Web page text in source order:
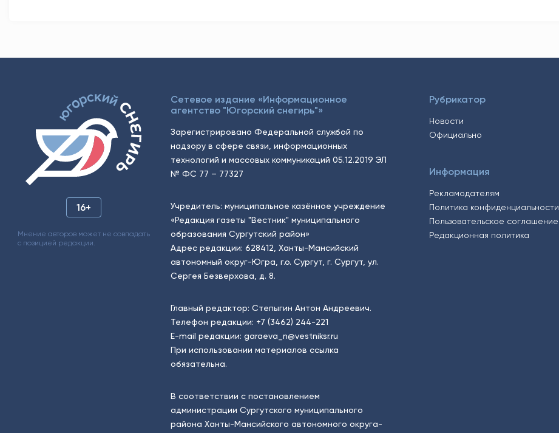
16+
Мнение авторов может не совпадать
с позицией редакции.
Сетевое издание «Информационное
агентство "Югорский снегирь"»
Зарегистрировано Федеральной службой по
надзору в сфере связи, информационных
технологий и массовых коммуникаций 05.12.2019 ЭЛ
№ ФС 77 – 77327
Учредитель: муниципальное казённое учреждение
«Редакция газеты "Вестник" муниципального
образования Сургутский район»
Адрес редакции: 628412, Ханты-Мансийский
автономный округ-Югра, г.о. Сургут, г. Сургут, ул.
Сергея Безверхова, д. 8.
Главный редактор: Степыгин Антон Андреевич.
Телефон редакции: +7 (3462) 244-221
E-mail редакции: garaeva_n@vestniksr.ru
При использовании материалов ссылка
обязательна.
В соответствии с постановлением
администрации Сургутского муниципального
района Ханты-Мансийского автономного округа-
Рубрикатор
Новости
Официально
Информация
Рекламодателям
Политика конфиденциальности
Пользовательское соглашение
Редакционная политика